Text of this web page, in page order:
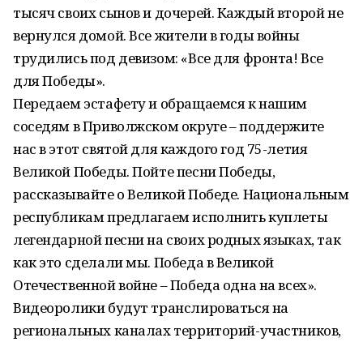
тысяч своих сынов и дочерей. Каждый второй не
вернулся домой. Все жители в годы войны
трудились под девизом: «Все для фронта! Все
для Победы».
Передаем эстафету и обращаемся к нашим
соседям в Приволжском округе – поддержите
нас в этот святой для каждого год 75-летия
Великой Победы. Пойте песни Победы,
рассказывайте о Великой Победе. Национальным
республикам предлагаем исполнить куплеты
легендарной песни на своих родных языках, так
как это сделали мы. Победа в Великой
Отечественной войне – Победа одна на всех».
Видеоролики будут транслироваться на
региональных каналах территорий-участников,